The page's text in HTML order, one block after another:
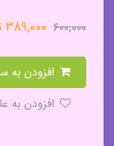
600,000
389,000